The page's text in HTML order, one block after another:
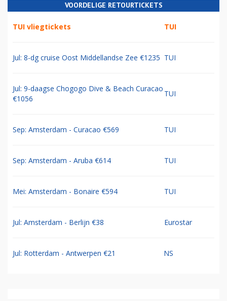
VOORDELIGE RETOURTICKETS
TUI vliegtickets TUI
Jul: 8-dg cruise Oost Middellandse Zee €1235 TUI
Jul: 9-daagse Chogogo Dive & Beach Curacao
€1056
TUI
Sep: Amsterdam - Curacao €569 TUI
Sep: Amsterdam - Aruba €614 TUI
Mei: Amsterdam - Bonaire €594 TUI
Jul: Amsterdam - Berlijn €38 Eurostar
Jul: Rotterdam - Antwerpen €21 NS